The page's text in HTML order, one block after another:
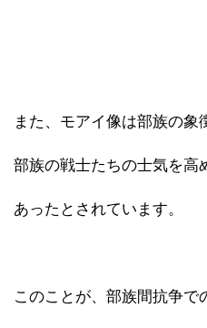
また、モアイ像は部族の象
部族の戦士たちの士気を高
あったとされています。
このことが、部族間抗争で